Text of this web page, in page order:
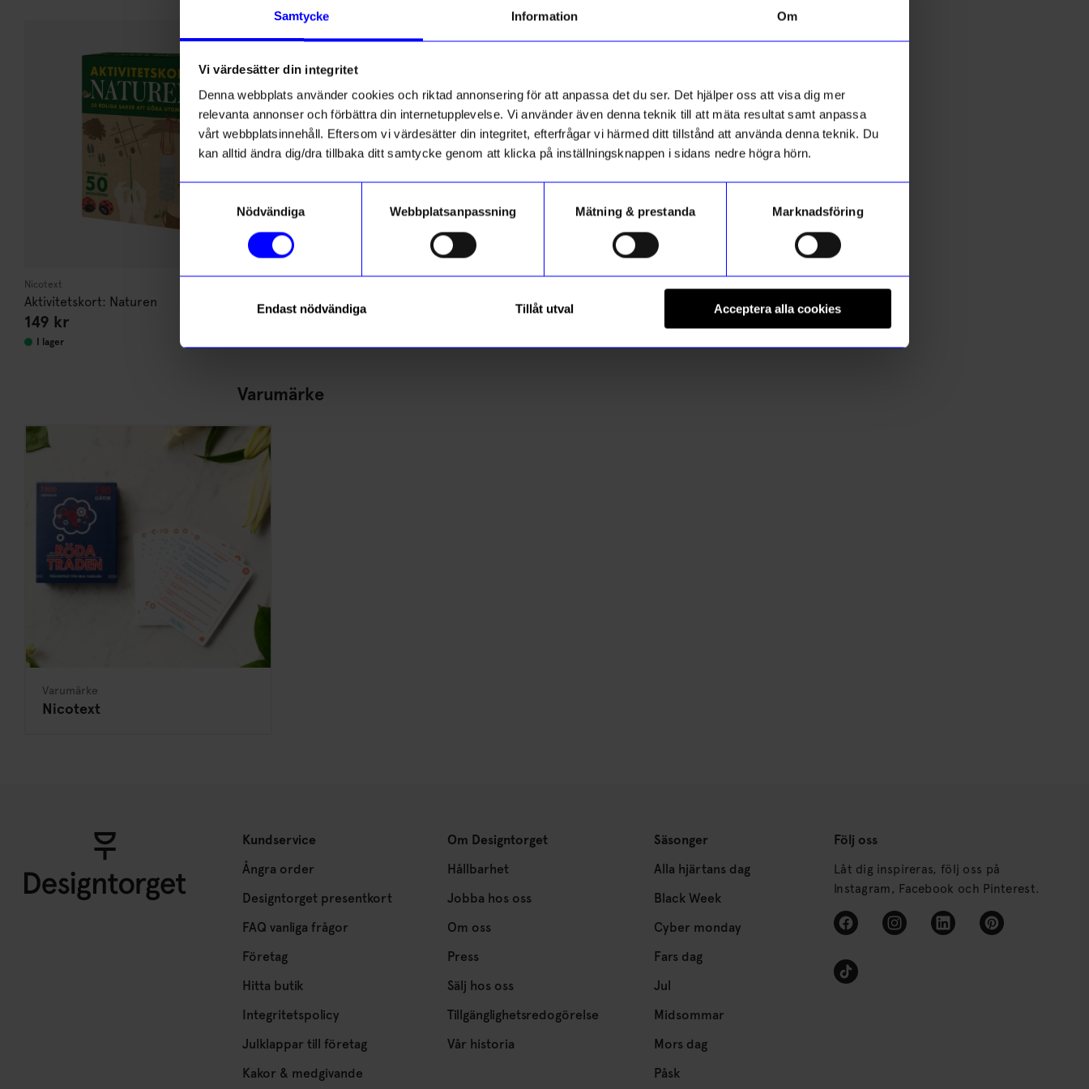
Samtycke Information Om
Vi värdesätter din integritet
Denna webbplats använder cookies och riktad annonsering för att anpassa det du ser. Det hjälper oss att visa dig mer
relevanta annonser och förbättra din internetupplevelse. Vi använder även denna teknik till att mäta resultat samt anpassa
vårt webbplatsinnehåll. Eftersom vi värdesätter din integritet, efterfrågar vi härmed ditt tillstånd att använda denna teknik. Du
kan alltid ändra dig/dra tillbaka ditt samtycke genom att klicka på inställningsknappen i sidans nedre högra hörn.
Samtyckesval
Nödvändiga
Webbplatsanpassning Mätning & prestanda Marknadsföring
Endast nödvändiga Tillåt utval Acceptera alla cookies
Nicotext
Aktivitetskort: Naturen
149 kr
I lager
Säljer snabbt!
Pall Emil rå
10%
Bärbar barnstol Hannie White Sand Grytvante Ull Senap II
Varumärke
Varumärke
Nicotext
Kundservice
Ångra order
Designtorget presentkort
FAQ vanliga frågor
Företag
Hitta butik
Integritetspolicy
Julklappar till företag
Kakor & medgivande
Om Designtorget
Hållbarhet
Jobba hos oss
Om oss
Press
Sälj hos oss
Tillgänglighetsredogörelse
Vår historia
Säsonger
Alla hjärtans dag
Black Week
Cyber monday
Fars dag
Jul
Midsommar
Mors dag
Påsk
Följ oss
Låt dig inspireras, följ oss på
Instagram, Facebook och Pinterest.